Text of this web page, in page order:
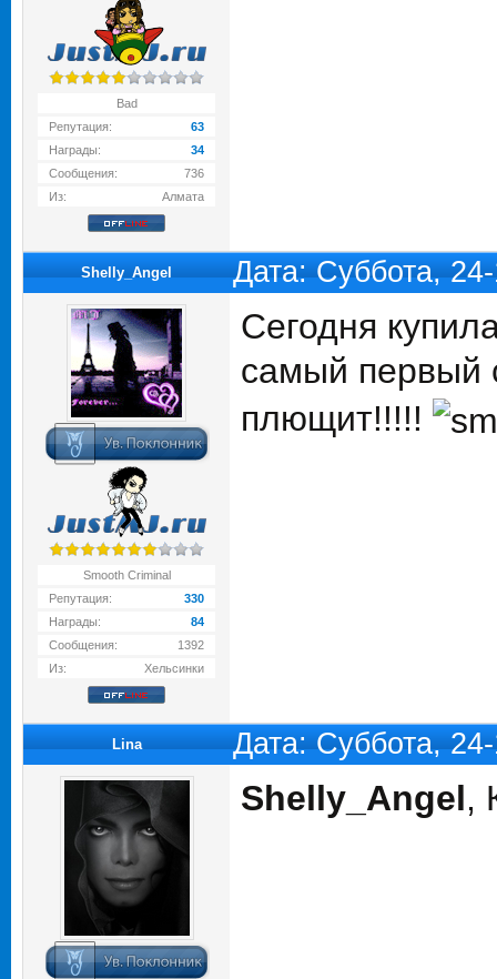
Bad
Репутация:
63
Награды:
34
Сообщения:
736
Из:
Алмата
Shelly_Angel Дата: Суббота,
Smooth Criminal
Репутация:
330
Награды:
84
Сообщения:
1392
Из:
Хельсинки
Сегодня
самый первый
плющит!!!!!
Lina Дата: Суббота,
Shelly_Angel,